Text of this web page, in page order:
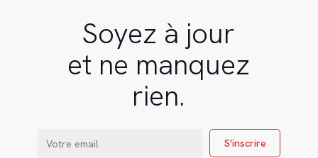
Soyez à jour
et ne manquez
rien.